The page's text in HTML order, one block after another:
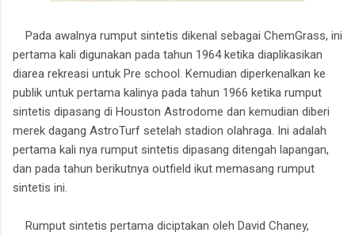
Pada awalnya rumput sintetis dikenal sebagai ChemGrass, ini
pertama kali digunakan pada tahun 1964 ketika diaplikasikan
diarea rekreasi untuk Pre school. Kemudian diperkenalkan ke
publik untuk pertama kalinya pada tahun 1966 ketika rumput
sintetis dipasang di Houston Astrodome dan kemudian diberi
merek dagang AstroTurf setelah stadion olahraga. Ini adalah
pertama kali nya rumput sintetis dipasang ditengah lapangan,
dan pada tahun berikutnya outfield ikut memasang rumput
sintetis ini.
Rumput sintetis pertama diciptakan oleh David Chaney,